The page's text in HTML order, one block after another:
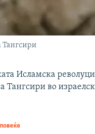
Тангсири
Исламска
Тангсири во